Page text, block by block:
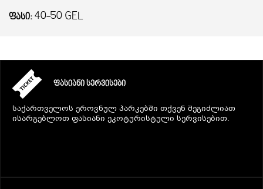
ᲤᲐᲡᲘ: 40-50 GEL
ᲤᲐᲡᲘᲐᲜᲘ ᲡᲔᲠᲕᲘᲡᲔᲑᲘ
საქართველოს ეროვნულ პარკებში თქვენ შეგიძლიათ
ისარგებლოთ ფასიანი ეკოტურისტული სერვისებით.